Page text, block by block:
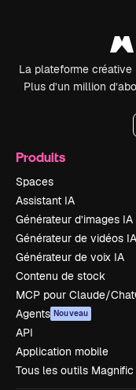
La plateforme
Plus d’un million
Produits
Spaces
Assistant IA
Générateur d’images IA
Générateur de vidéos IA
Générateur de voix IA
Contenu de stock
MCP pour Claude/
Agents Nouveau
API
Application mobile
Tous les outils Magnific